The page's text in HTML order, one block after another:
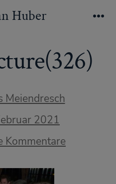
Huber
Meiendresch
2021
Kommentare